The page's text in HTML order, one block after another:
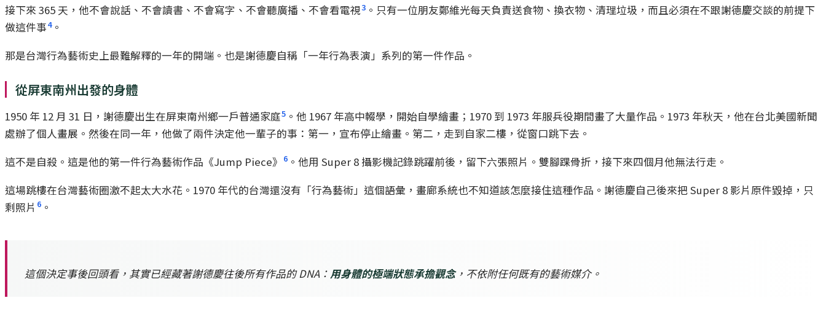
接下來 365 天，他不會說話、不會讀書、不會寫字、不會聽廣播、不會看電視3 。只有一位朋友鄭維光每天負責送食物、換衣物、清理垃圾，而且必須在不跟謝德慶交談的前提下
做這件事4。
那是台灣行為藝術史上最難解釋的一年的開端。也是謝德慶自稱「一年行為表演」系列的第一件作品。
從屏東南州出發的身體
1950 年 12 月 31 日，謝德慶出生在屏東南州鄉一戶普通家庭5 。他 1967 年高中輟學，開始自學繪畫；1970 到 1973 年服兵役期間畫了大量作品。1973 年秋天，他在台北美國新聞
處辦了個人畫展。然後在同一年，他做了兩件決定他一輩子的事：第一，宣布停止繪畫。第二，走到自家二樓，從窗口跳下去。
這不是自殺。這是他的第一件行為藝術作品《Jump Piece》 6 。他用 Super 8 攝影機記錄跳躍前後，留下六張照片。雙腳踝骨折，接下來四個月他無法行走。
這場跳樓在台灣藝術圈激不起太大水花。1970 年代的台灣還沒有「行為藝術」這個語彙，畫廊系統也不知道該怎麼接住這種作品。謝德慶自己後來把 Super 8 影片原件毀掉，只
剩照片 6 。
這個決定事後回頭看，其實已經藏著謝德慶往後所有作品的 DNA： 用身體的極端狀態承擔觀念，不依附任何既有的藝術媒介。